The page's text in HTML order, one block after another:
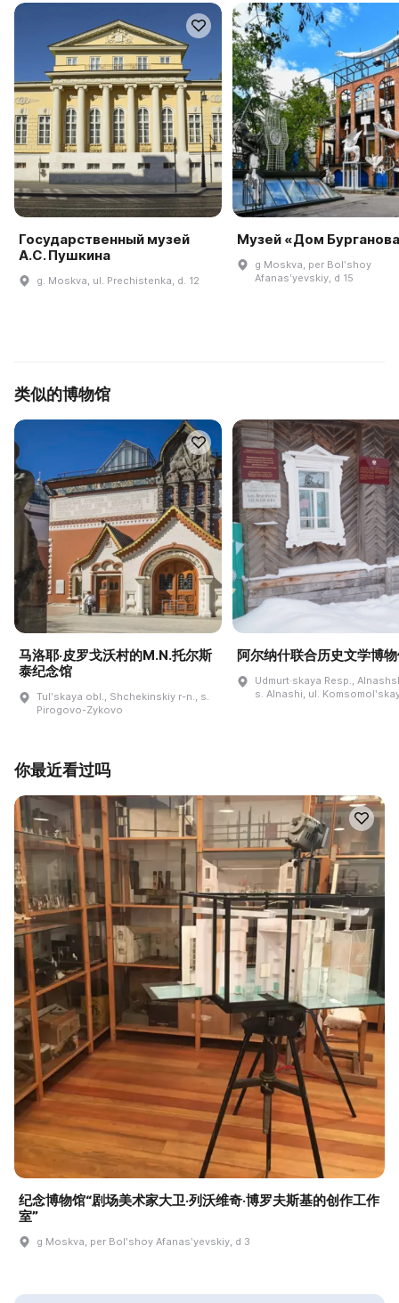
Государственный музей
А.С. Пушкина
g. Moskva, ul. Prechistenka, d. 12
Музей «Дом
g Moskva, per Bolʹshoy
Afanasʹyevskiy, d 15
类似的博物馆
马洛耶·皮罗戈沃村的M.N.托尔斯
泰纪念馆
Tulʹskaya obl., Shchekinskiy r-n., s.
Pirogovo-Zykovo
阿尔纳什联合历史文学博
Udmurt·skaya Resp.,
s. Alnashi, ul.
你最近看过吗
纪念博物馆“剧场美术家大卫·列沃维奇·博罗夫斯基的创作工作
室”
g Moskva, per Bolʹshoy Afanasʹyevskiy, d 3